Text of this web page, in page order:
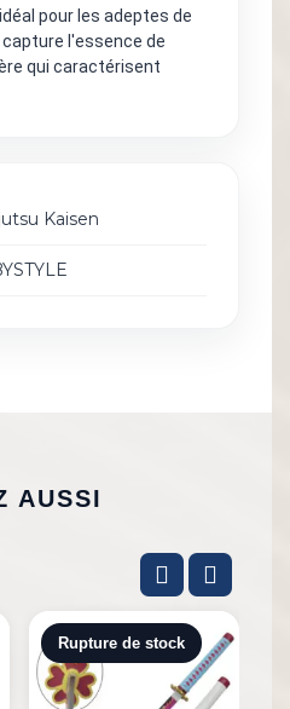
pour les adeptes de
l'essence de
qui caractérisent
Kaisen
AUSSI
Rupture de stock